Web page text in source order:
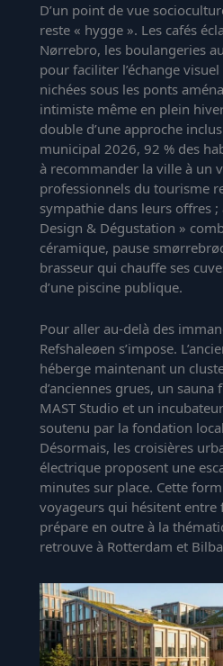
D’un point de vue
reste « hygge ». Les cafés
Nørrebro, les boulangeries
pour faciliter l’échange
nichées sous les ponts
intimiste même en plein
double d’une approche
municipal 2026, 92 % des
à recommander la ville à un
professionnels du tourisme
sympathie dans leurs offres ;
Design & Dégustation »
céramique, pause
brasseur qui chauffe ses
d’une piscine publique.
Pour aller au-delà des
Refshaleøen s’impose.
héberge maintenant un
d’anciennes grues, un
MAST Studio et un
soutenu par la fondation
Désormais, les croisières
électrique proposent une
minutes sur place. Cette
voyageurs qui hésitent entre
prépare en outre à la
retrouve à Rotterdam et